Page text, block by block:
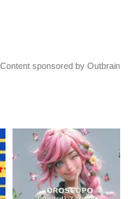
Content sponsored by Outbrain